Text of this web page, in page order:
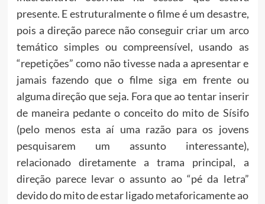
presente. E estruturalmente o filme é um desastre,
pois a direção parece não conseguir criar um arco
temático simples ou compreensível, usando as
“repetições” como não tivesse nada a apresentar e
jamais fazendo que o filme siga em frente ou
alguma direção que seja. Fora que ao tentar inserir
de maneira pedante o conceito do mito de Sísifo
(pelo menos esta aí uma razão para os jovens
pesquisarem um assunto interessante),
relacionado diretamente a trama principal, a
direção parece levar o assunto ao “pé da letra”
devido do mito de estar ligado metaforicamente ao